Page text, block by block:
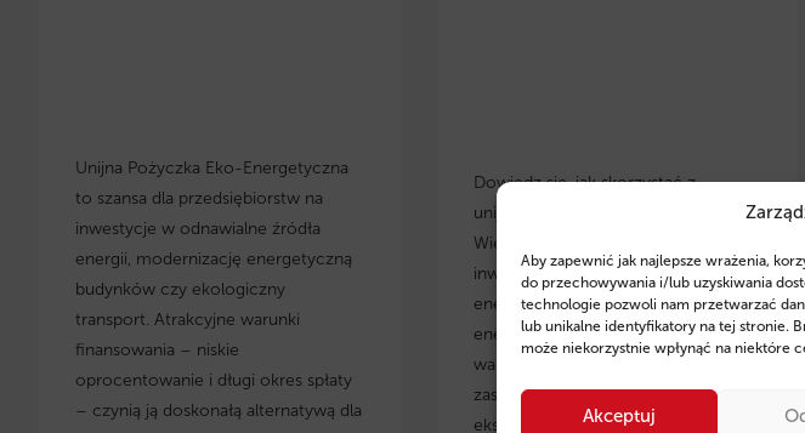
Aby zapewnić jak najlepsze wrażenia,
do przechowywania i/lub uzyskiwania
technologie pozwoli nam przetwarzać
lub unikalne identyfikatory na tej stronie.
może niekorzystnie wpłynąć na niektóre
Akceptuj
Unijna Pożyczka Eko-Energetyczna
to szansa dla przedsiębiorstw na
inwestycje w odnawialne źródła
energii, modernizację energetyczną
budynków czy ekologiczny
transport. Atrakcyjne warunki
finansowania – niskie
oprocentowanie i długi okres spłaty
– czynią ją doskonałą alternatywą dla
Dowiedz się, jak skorzystać z
unijnych eko pożyczek w
Wielkopolsce
inwestycje w OZE, modernizację
energetyczną czy zakup
energooszczędnego sprzętu. Poznaj
warunki finansowania, przykłady
zastosowań oraz sprawdź, jak
eksperci Fintaxis mogą pomóc Ci